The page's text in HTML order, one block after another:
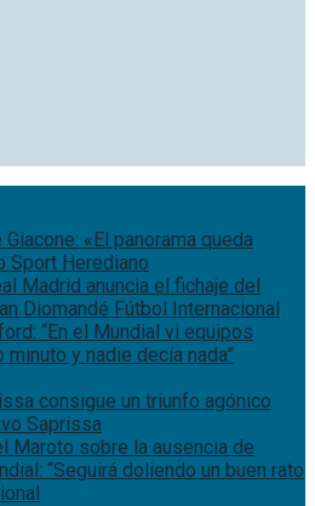
«El panorama queda
Sport Herediano
Madrid anuncia el fichaje del
Diomandé Fútbol Internacional
“En el Mundial vi equipos
y nadie decía nada”
consigue un triunfo agónico
Saprissa
Maroto sobre la ausencia de
“Seguirá doliendo un buen rato